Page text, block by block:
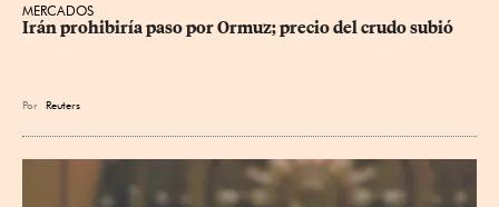
MERCADOS
Irán prohibiría paso por Ormuz; precio del crudo subió
Por Reuters